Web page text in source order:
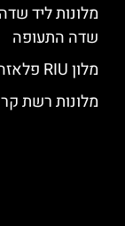
מלונות ליד
שדה התעופה
מלון RIU פלאזה ניו יורק – סקירה
מלונות רשת